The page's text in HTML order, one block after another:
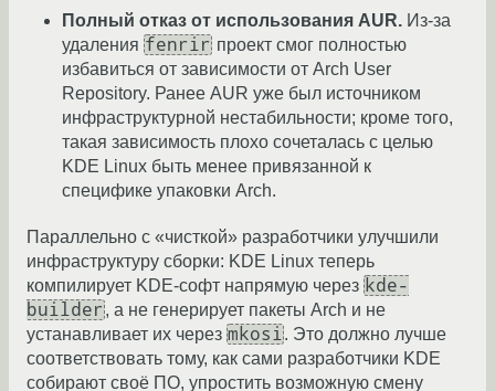
Полный отказ от использования AUR. Из-за
удаления fenrir проект смог полностью
избавиться от зависимости от Arch User
Repository. Ранее AUR уже был источником
инфраструктурной нестабильности; кроме того,
такая зависимость плохо сочеталась с целью
KDE Linux быть менее привязанной к
специфике упаковки Arch.
Параллельно с «чисткой» разработчики улучшили
инфраструктуру сборки: KDE Linux теперь
компилирует KDE-софт напрямую через kde-
builder , а не генерирует пакеты Arch и не
устанавливает их через mkosi. Это должно лучше
соответствовать тому, как сами разработчики KDE
собирают своё ПО, упростить возможную смену